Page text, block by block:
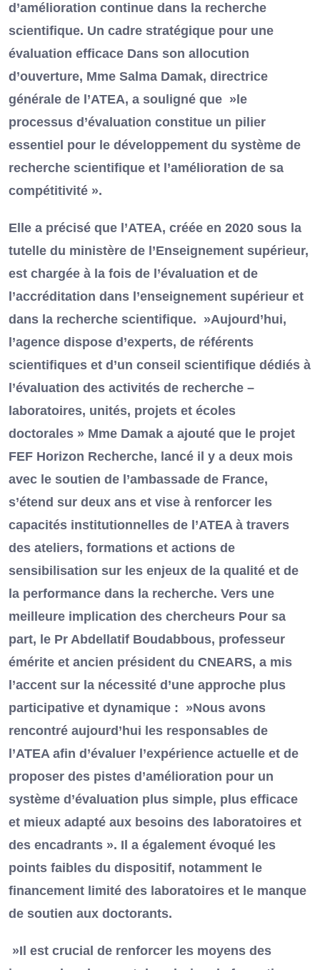
d’amélioration continue dans la recherche
scientifique. Un cadre stratégique pour une
évaluation efficace Dans son allocution
d’ouverture, Mme Salma Damak, directrice
générale de l’ATEA, a souligné que »le
processus d’évaluation constitue un pilier
essentiel pour le développement du système de
recherche scientifique et l’amélioration de sa
compétitivité ».
Elle a précisé que l’ATEA, créée en 2020 sous la
tutelle du ministère de l’Enseignement supérieur,
est chargée à la fois de l’évaluation et de
l’accréditation dans l’enseignement supérieur et
dans la recherche scientifique. »Aujourd’hui,
l’agence dispose d’experts, de référents
scientifiques et d’un conseil scientifique dédiés à
l’évaluation des activités de recherche –
laboratoires, unités, projets et écoles
doctorales » Mme Damak a ajouté que le projet
FEF Horizon Recherche, lancé il y a deux mois
avec le soutien de l’ambassade de France,
s’étend sur deux ans et vise à renforcer les
capacités institutionnelles de l’ATEA à travers
des ateliers, formations et actions de
sensibilisation sur les enjeux de la qualité et de
la performance dans la recherche. Vers une
meilleure implication des chercheurs Pour sa
part, le Pr Abdellatif Boudabbous, professeur
émérite et ancien président du CNEARS, a mis
l’accent sur la nécessité d’une approche plus
participative et dynamique : »Nous avons
rencontré aujourd’hui les responsables de
l’ATEA afin d’évaluer l’expérience actuelle et de
proposer des pistes d’amélioration pour un
système d’évaluation plus simple, plus efficace
et mieux adapté aux besoins des laboratoires et
des encadrants ». Il a également évoqué les
points faibles du dispositif, notamment le
financement limité des laboratoires et le manque
de soutien aux doctorants.
»Il est crucial de renforcer les moyens des